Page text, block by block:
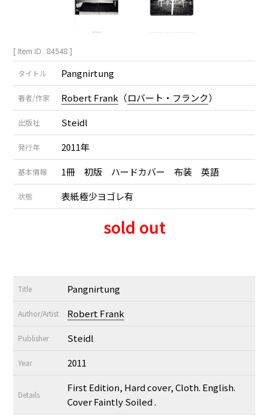
[ Item ID : 84548 ]
タイトル Pangnirtung
著者/作家 Robert Frank （ロバート・フランク）
出版社 Steidl
発行年 2011年
基本情報 1冊 初版 ハードカバー 布装 英語
状態 表紙極少ヨゴレ有
sold out
Title Pangnirtung
Author/Artist Robert Frank
Publisher Steidl
Year 2011
Details
First Edition, Hard cover, Cloth. English.
Cover Faintly Soiled .